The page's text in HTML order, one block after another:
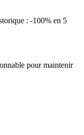
: -100% en 5
pour maintenir